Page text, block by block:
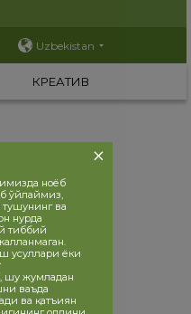
Uzbekistan
КРЕАТИВ
ноёб
ўйлаймиз,
ва
нурда
тиббий
усуллари ёки
шу жумладан
ваъда
ва қатъиян